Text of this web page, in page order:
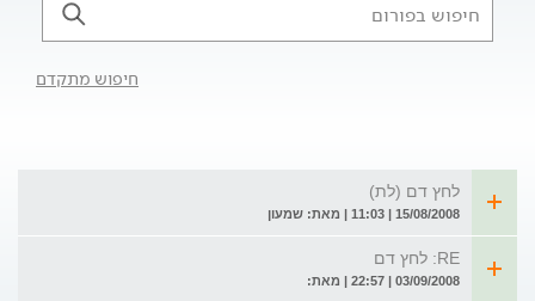
חיפוש מתקדם
לחץ דם (לת)
15/08/2008 | 11:03 | מאת: שמעון
RE: לחץ דם
03/09/2008 | 22:57 | מאת: